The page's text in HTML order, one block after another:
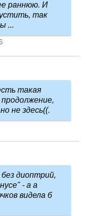
раннюю. И
так
...
такая
не здесь((.
диоптрий,
- а а
видела б